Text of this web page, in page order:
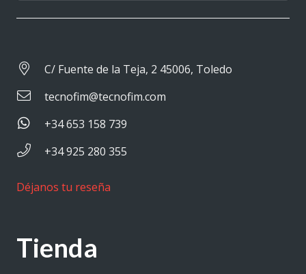
C/ Fuente de la Teja, 2 45006, Toledo
tecnofim@tecnofim.com
+34 653 158 739
+34 925 280 355
Déjanos tu reseña
Tienda